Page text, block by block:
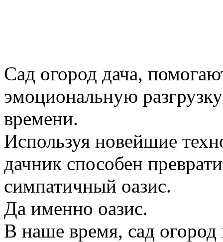
Сад огород дача,
эмоциональную
времени.
Используя новейшие
дачник способен
симпатичный оазис.
Да именно оазис.
В наше время, сад огород